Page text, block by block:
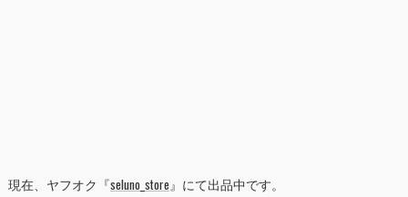
現在、ヤフオク『seluno_store』にて出品中です。